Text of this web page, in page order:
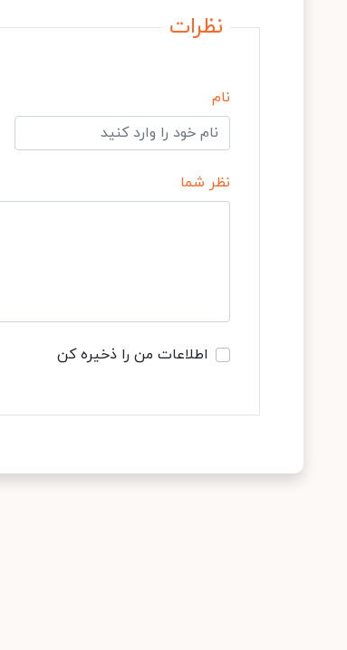
نظرات
نام
نظر شما
اطلاعات من را ذخیره کن